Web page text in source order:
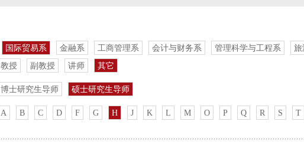
国际贸易系 金融系 工商管理系 会计与财务系 管理科学与工程系 旅
教授 副教授 讲师 其它
博士研究生导师 硕士研究生导师
A B C D F G H J K L M O P Q R S T